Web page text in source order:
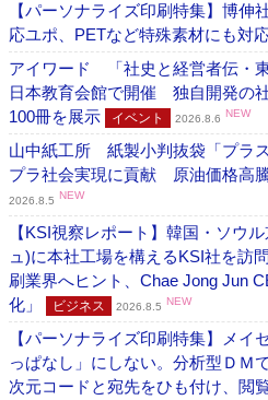
【パーソナライズ印刷特集】博
応ユポ、PETなど特殊素材にも対
アイワード 「社史と経営者伝・
日本教育会館で開催 独自開発の
100冊を展示
イベント 2026.8.6 NEW
山中紙工所 紙製小判抜袋「プラ
プラ社会実現に貢献 原油価格高
2026.8.5 NEW
【KSI視察レポート】韓国・ソウ
ュ)に本社工場を構えるKSI社を
刷業界へヒント、Chae Jong Jun
化」
ビジネス 2026.8.5 NEW
【パーソナライズ印刷特集】メ
っぱなし」にしない。分析型Ｄ
次元コードと宛先をひも付け、閲